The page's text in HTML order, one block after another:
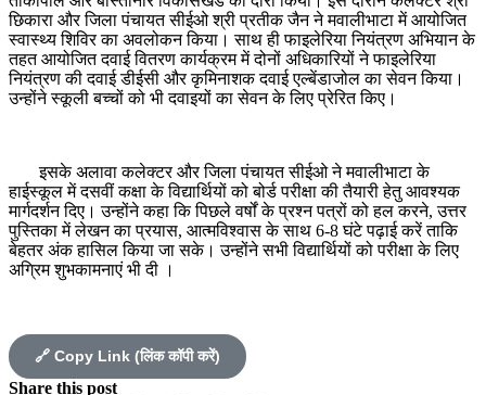
छिकारा और जिला पंचायत सीईओ श्री प्रतीक जैन ने मवालीभाटा में आयोजित
स्वास्थ्य शिविर का अवलोकन किया। साथ ही फाइलेरिया नियंत्रण अभियान के
तहत आयोजित दवाई वितरण कार्यक्रम में दोनों अधिकारियों ने फाइलेरिया
नियंत्रण की दवाई डीईसी और कृमिनाशक दवाई एल्बेंडाजोल का सेवन किया।
उन्होंने स्कूली बच्चों को भी दवाइयों का सेवन के लिए प्रेरित किए।
इसके अलावा कलेक्टर और जिला पंचायत सीईओ ने मवालीभाटा के
हाईस्कूल में दसवीं कक्षा के विद्यार्थियों को बोर्ड परीक्षा की तैयारी हेतु आवश्यक
मार्गदर्शन दिए। उन्होंने कहा कि पिछले वर्षों के प्रश्न पत्रों को हल करने, उत्तर
पुस्तिका में लेखन का प्रयास, आत्मविश्वास के साथ 6-8 घंटे पढ़ाई करें ताकि
बेहतर अंक हासिल किया जा सके। उन्होंने सभी विद्यार्थियों को परीक्षा के लिए
अग्रिम शुभकामनाएं भी दी ।
🔗 Copy Link (लिंक कॉपी करें)
Share this post